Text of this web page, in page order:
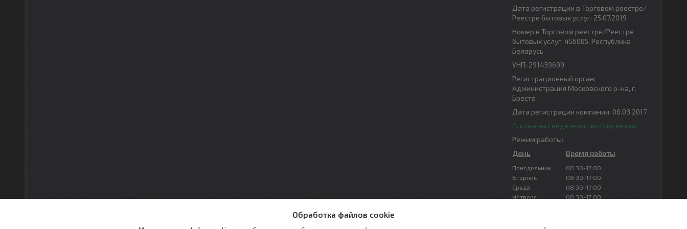
Дата регистрации в Торговом реестре/
Реестре бытовых услуг: 25.07.2019
Номер в Торговом реестре/Реестре
бытовых услуг: 456085, Республика
Беларусь
УНП: 291459699
Регистрационный орган:
Администрация Московского р-на, г.
Бреста
Дата регистрации компании: 06.03.2017
Ссылка на свидетельство/лицензию
Режим работы:
День
Время работы
Понедельник
08:30-17:00
Вторник
08:30-17:00
Среда
08:30-17:00
Четверг
08:30-17:00
Воскресенье
Обработка файлов cookie